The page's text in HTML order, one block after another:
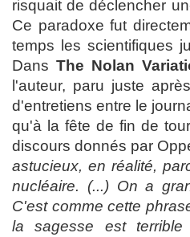
risquait de déclencher
Ce paradoxe fut
temps les scientifiques
DansThe Nolan
l'auteur, paru juste
d'entretiens entre le
qu'à la fête de fin de
discours donnés par
astucieux, en réalité,
nucléaire. (...) On a
C'est comme cette
la sagesse est terrible